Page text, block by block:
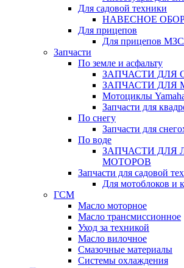
Для садовой техники
НАВЕСНОЕ
Для прицепов
Для прицепов
Запчасти
По земле и асфальту
ЗАПЧАСТИ ДЛЯ
ЗАПЧАСТИ ДЛЯ
Мотоциклы
Запчасти для
По снегу
Запчасти для
По воде
ЗАПЧАСТИ ДЛЯ
МОТОРОВ
Запчасти для садовой
Для мотоблоков и
ГСМ
Масло моторное
Масло трансмиссионное
Уход за техникой
Масло вилочное
Смазочные материалы
Системы охлаждения